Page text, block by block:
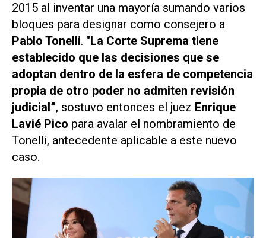
2015 al inventar una mayoría sumando varios
bloques para designar como consejero a
Pablo Tonelli. "La Corte Suprema tiene
establecido que las decisiones que se
adoptan dentro de la esfera de competencia
propia de otro poder no admiten revisión
judicial”, sostuvo entonces el juez Enrique
Lavié Pico para avalar el nombramiento de
Tonelli, antecedente aplicable a este nuevo
caso.